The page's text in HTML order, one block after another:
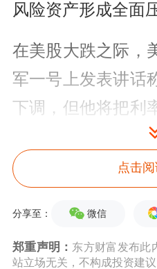
风险资产形成全面
在美股大跌之际，
军一号上发表讲话
下调，但他将把利
储主席沃什。特朗
况良好，市场应会
朗普还在社交平台
刚公布的出色就业
而不是下跌。过去
点击
分享至： 微信
郑重声明： 东方财富发布此
站立场无关，不构成投资建